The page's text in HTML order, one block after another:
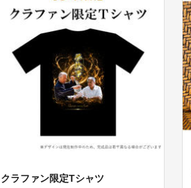
クラファン限定Tシャツ